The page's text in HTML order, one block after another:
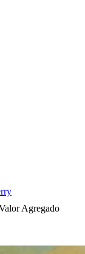
Agregado